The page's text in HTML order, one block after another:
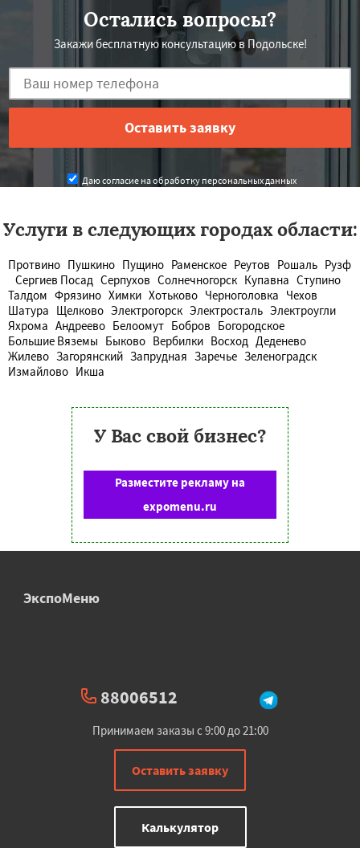
Остались вопросы?
Закажи бесплатную консультацию в Подольске!
Даю согласие на обработку персональных данных
Услуги в следующих городах области:
Протвино Пушкино Пущино Раменское Реутов Рошаль Рузф
Сергиев Посад Серпухов Солнечногорск Купавна Ступино
Талдом Фрязино Химки Хотьково Черноголовка Чехов
Шатура Щелково Электрогорск Электросталь Электроугли
Яхрома Андреево Белоомут Бобров Богородское
Большие Вяземы Быково Вербилки Восход Деденево
Жилево Загорянский Запрудная Заречье Зеленоградск
Измайлово Икша
У Вас свой бизнес?
Разместите рекламу на
expomenu.ru
ЭкспоМеню
88006512
Принимаем заказы с 9:00 до 21:00
Оставить заявку
Калькулятор